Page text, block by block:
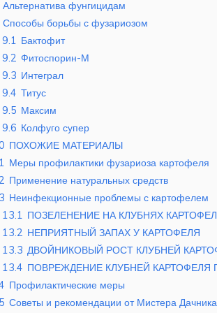
Альтернатива фунгицидам
Способы борьбы с фузариозом
9.1 Бактофит
9.2 Фитоспорин-М
9.3 Интеграл
9.4 Титус
9.5 Максим
9.6 Колфуго супер
ПОХОЖИЕ МАТЕРИАЛЫ
Меры профилактики фузариоза картофеля
Применение натуральных средств
Неинфекционные проблемы с картофелем
13.1 ПОЗЕЛЕНЕНИЕ НА КЛУБНЯХ
13.2 НЕПРИЯТНЫЙ ЗАПАХ У КАРТОФЕЛЯ
13.3 ДВОЙНИКОВЫЙ РОСТ КЛУБНЕЙ
13.4 ПОВРЕЖДЕНИЕ КЛУБНЕЙ
Профилактические меры
Советы и рекомендации от Мистера Дачника